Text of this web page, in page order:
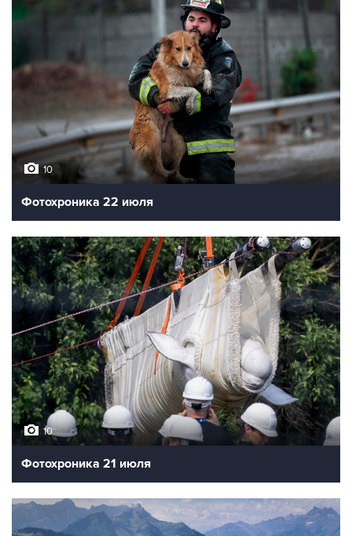
10
Фотохроника 22 июля
10
Фотохроника 21 июля